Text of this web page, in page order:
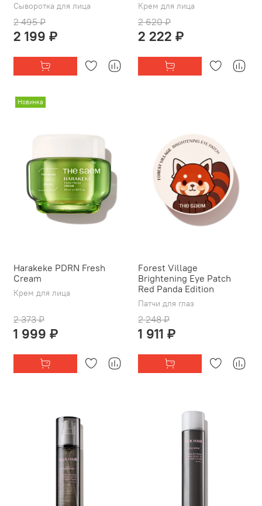
Сыворотка для лица
2 495 ₽
2 199 ₽
Крем для лица
2 620 ₽
2 222 ₽
Новинка
Harakeke PDRN Fresh
Cream
Крем для лица
2 373 ₽
1 999 ₽
Forest Village
Brightening Eye Patch
Red Panda Edition
Патчи для глаз
2 248 ₽
1 911 ₽